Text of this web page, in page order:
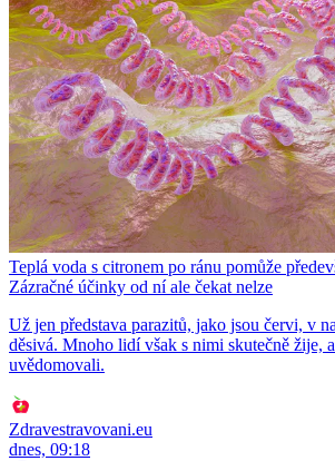
Teplá voda s citronem po ránu pomůže
Zázračné účinky od ní ale čekat nelze
Už jen představa parazitů, jako jsou červi, v
děsivá. Mnoho lidí však s nimi skutečně žije,
uvědomovali.
Zdravestravovani.eu
dnes, 09:18